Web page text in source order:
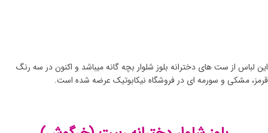
این لباس از ست های دخترانه بلوز شلوار بچه گانه میباشد و اکنون در سه رنگ
قرمز، مشکی و سورمه ای در فروشگاه نیکابوتیک عرضه شده است.